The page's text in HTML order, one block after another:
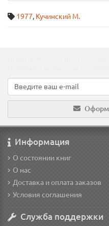
1977, Кучинский М.
Информация
О состоянии книг
О нас
Доставка и оплата заказов
Условия соглашения
Служба поддержки